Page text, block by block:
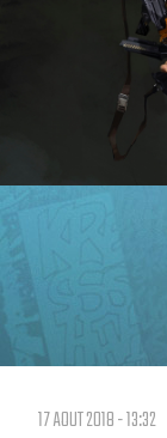
17 AOUT 2018 - 13:32